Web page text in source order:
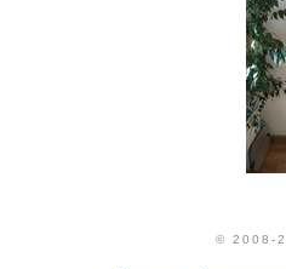
© 2008-